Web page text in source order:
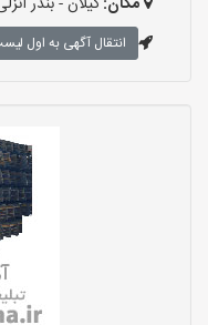
انتقال آگهی به اول